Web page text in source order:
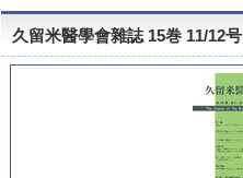
久留米醫學會雜誌 15巻 11/12号